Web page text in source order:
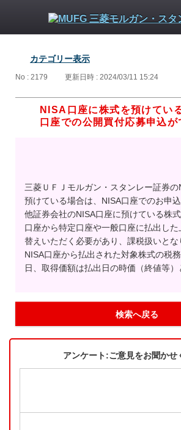
カテゴリー表示
No : 2179 更新日時 : 2024/03/11 15:24
NISA口座に株式を預けてい
口座での公開買付応募申込が
三菱ＵＦＪモルガン・スタンレー証券の
預けている場合は、NISA口座でのお申込
他証券会社のNISA口座に預けている株
口座から特定口座や一般口座に払出し
替えいただく必要があり、課税扱いとな
NISA口座から払出された対象株式の税
日、取得価額は払出日の時価（終値等）
検索へ戻る
アンケート:ご意見をお聞かせ